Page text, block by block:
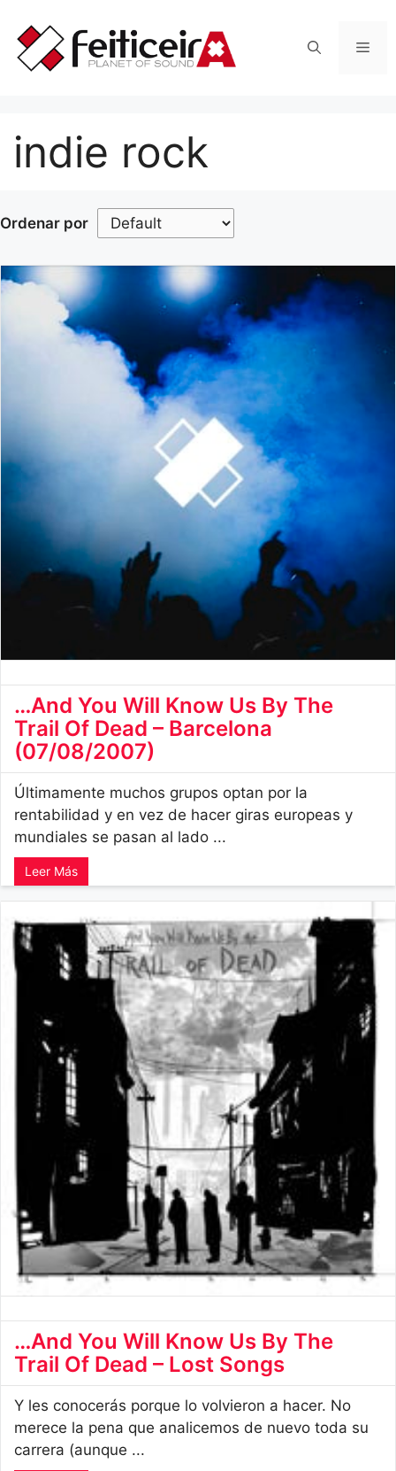
contenido
indie rock
Ordenar por
…And You Will Know Us By The
Trail Of Dead – Barcelona
(07/08/2007)
Últimamente muchos grupos optan por la
rentabilidad y en vez de hacer giras europeas y
mundiales se pasan al lado ...
Leer Más
…And You Will Know Us By The
Trail Of Dead – Lost Songs
Y les conocerás porque lo volvieron a hacer. No
merece la pena que analicemos de nuevo toda su
carrera (aunque ...